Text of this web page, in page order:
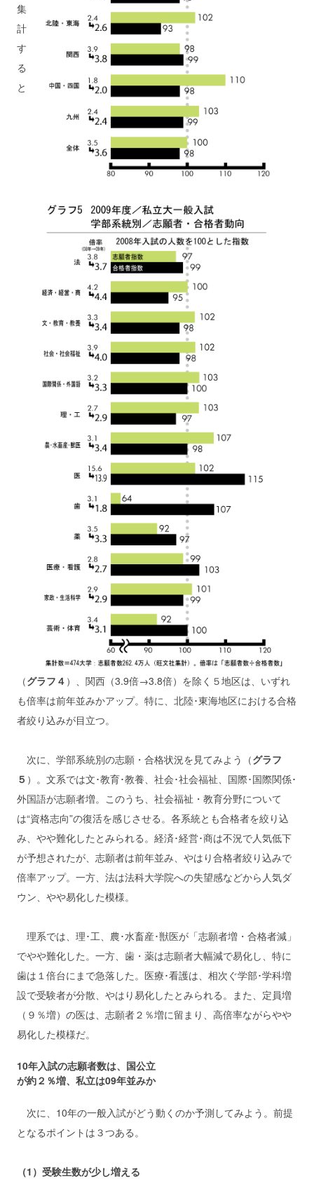
集
計
す
る
と
（グラフ４ ）、関西（3.9倍→3.8倍）を除く５地区は、いずれ
も倍率は前年並みかアップ。特に、北陸･東海地区における合格
者絞り込みが目立つ。
次に、学部系統別の志願・合格状況を見てみよう（グラフ
５ ）。文系では文･教育･教養、社会･社会福祉、国際･国際関係･
外国語が志願者増。このうち、社会福祉・教育分野について
は“資格志向”の復活を感じさせる。各系統とも合格者を絞り込
み、やや難化したとみられる。経済･経営･商は不況で人気低下
が予想されたが、志願者は前年並み、やはり合格者絞り込みで
倍率アップ。一方、法は法科大学院への失望感などから人気ダ
ウン、やや易化した模様。
理系では、理･工、農･水畜産･獣医が「志願者増・合格者減」
でやや難化した。一方、歯・薬は志願者大幅減で易化し、特に
歯は１倍台にまで急落した。医療･看護は、相次ぐ学部･学科増
設で受験者が分散、やはり易化したとみられる。また、定員増
（９％増）の医は、志願者２％増に留まり、高倍率ながらやや
易化した模様だ。
10年入試の志願者数は、国公立
が約２％増、私立は09年並みか
次に、10年の一般入試がどう動くのか予測してみよう。前提
となるポイントは３つある。
（1）受験生数が少し増える